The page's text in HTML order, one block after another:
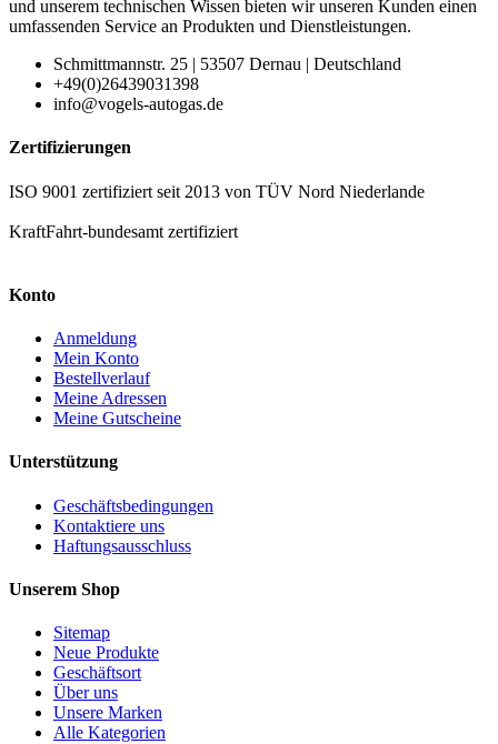
und unserem technischen Wissen bieten wir unseren Kunden einen
umfassenden Service an Produkten und Dienstleistungen.
Schmittmannstr. 25 | 53507 Dernau | Deutschland
+49(0)26439031398
info@vogels-autogas.de
Zertifizierungen
ISO 9001 zertifiziert seit 2013 von TÜV Nord Niederlande
KraftFahrt-bundesamt zertifiziert
Konto
Anmeldung
Mein Konto
Bestellverlauf
Meine Adressen
Meine Gutscheine
Unterstützung
Geschäftsbedingungen
Kontaktiere uns
Haftungsausschluss
Unserem Shop
Sitemap
Neue Produkte
Geschäftsort
Über uns
Unsere Marken
Alle Kategorien